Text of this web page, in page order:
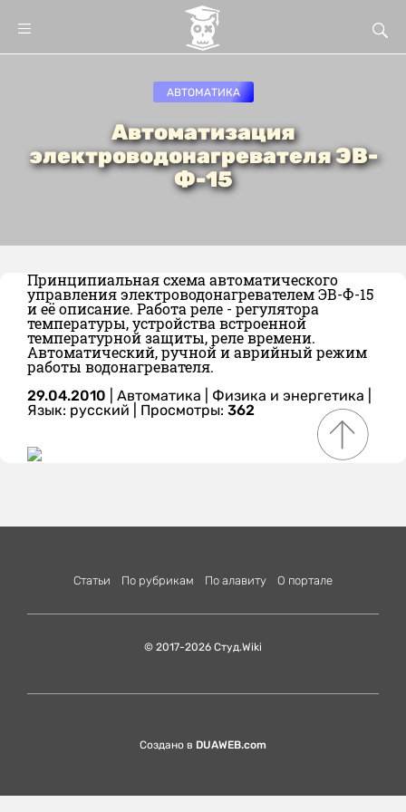
АВТОМАТИКА
Автоматизация
электроводонагревателя ЭВ-
Ф-15
Принципиальная схема автоматического
управления электроводонагревателем ЭВ-Ф-15
и её описание. Работа реле - регулятора
температуры, устройства встроенной
температурной защиты, реле времени.
Автоматический, ручной и аврийный режим
работы водонагревателя.
29.04.2010 Автоматика Физика и энергетика
Язык: русский | Просмотры: 362
Статьи По рубрикам По алавиту О портале
© 2017-2026 Студ.Wiki
Создано в DUAWEB.com